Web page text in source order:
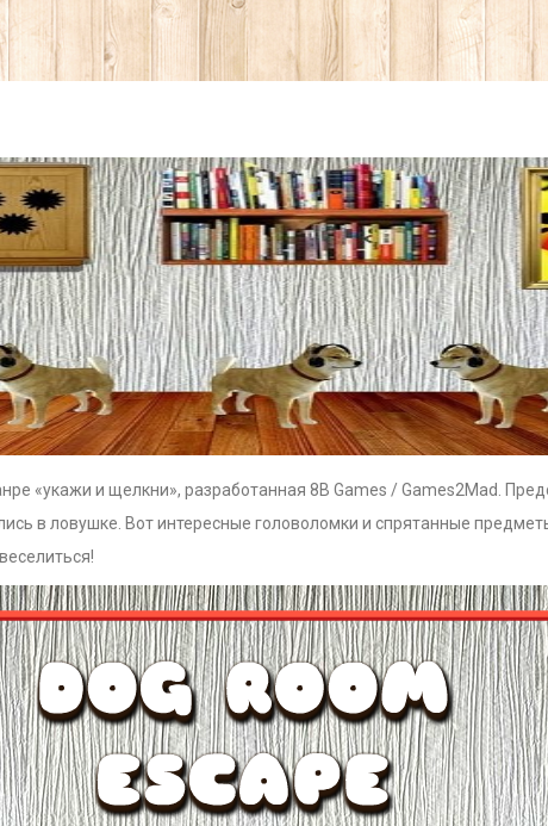
«укажи и щелкни», разработанная 8B Games / Games2Mad.
в ловушке. Вот интересные головоломки и спрятанные